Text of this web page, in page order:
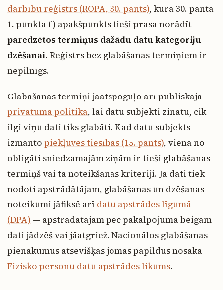
darbību reģistrs (ROPA, 30. pants), kurā 30. panta
1. punkta f) apakšpunkts tieši prasa norādīt
paredzētos termiņus dažādu datu kategoriju
dzēšanai. Reģistrs bez glabāšanas termiņiem ir
nepilnīgs.
Glabāšanas termiņi jāatspoguļo arī publiskajā
privātuma politikā, lai datu subjekti zinātu, cik
ilgi viņu dati tiks glabāti. Kad datu subjekts
izmanto piekļuves tiesības (15. pants), viena no
obligāti sniedzamajām ziņām ir tieši glabāšanas
termiņš vai tā noteikšanas kritēriji. Ja dati tiek
nodoti apstrādātājam, glabāšanas un dzēšanas
noteikumi jāfiksē arī datu apstrādes līgumā
(DPA) — apstrādātājam pēc pakalpojuma beigām
dati jādzēš vai jāatgriež. Nacionālos glabāšanas
pienākumus atsevišķās jomās papildus nosaka
Fizisko personu datu apstrādes likums.